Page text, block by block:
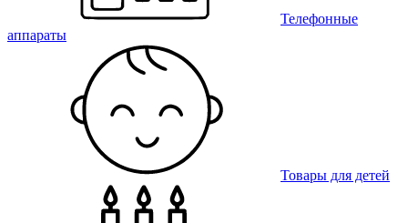
Телефонные
аппараты
Товары для детей